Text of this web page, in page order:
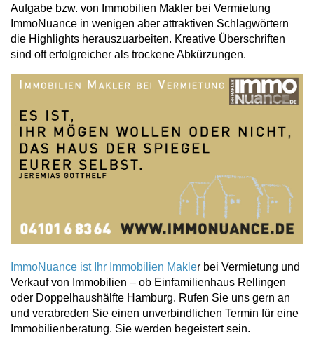
Aufgabe bzw. von Immobilien Makler bei Vermietung
ImmoNuance in wenigen aber attraktiven Schlagwörtern
die Highlights herauszuarbeiten. Kreative Überschriften
sind oft erfolgreicher als trockene Abkürzungen.
ImmoNuance ist Ihr Immobilien Makler bei Vermietung und
Verkauf von Immobilien – ob Einfamilienhaus Rellingen
oder Doppelhaushälfte Hamburg. Rufen Sie uns gern an
und verabreden Sie einen unverbindlichen Termin für eine
Immobilienberatung. Sie werden begeistert sein.